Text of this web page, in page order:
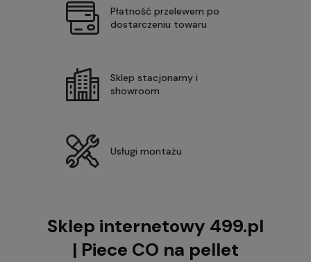
Płatność przelewem po
dostarczeniu towaru
Sklep stacjonarny i
showroom
Usługi montażu
Sklep internetowy 499.pl
| Piece CO na pellet